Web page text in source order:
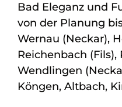
Bad Eleganz und
von der Planung
Wernau (Neckar),
Reichenbach (Fils),
Wendlingen
Köngen, Altbach,